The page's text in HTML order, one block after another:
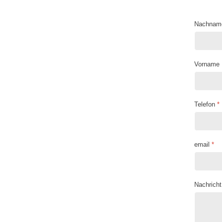
Vorname
Telefon *
email *
Nachricht